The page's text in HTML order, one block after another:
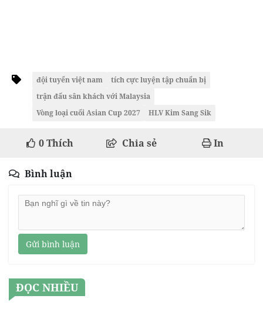
đội tuyển việt nam
tích cực luyện tập chuẩn bị
trận đấu sân khách với Malaysia
Vòng loại cuối Asian Cup 2027
HLV Kim Sang Sik
0Thích Chia sẻ In
Bình luận
Gửi bình luận
ĐỌC NHIỀU